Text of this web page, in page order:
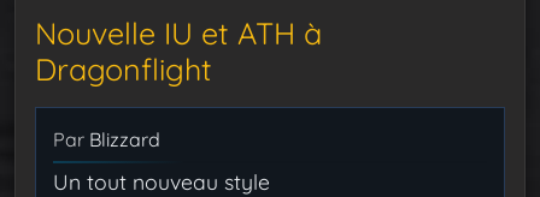
Nouvelle IU et ATH à
Dragonflight
Par Blizzard
Un tout nouveau style